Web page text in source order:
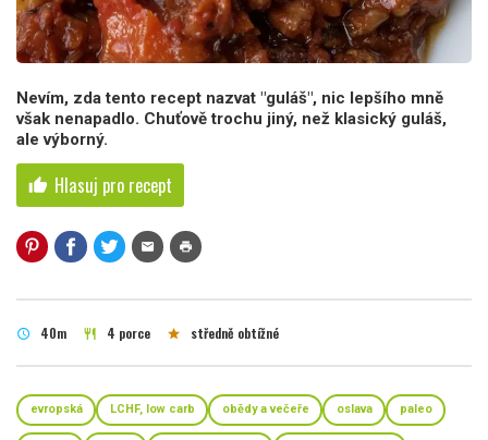
Nevím, zda tento recept nazvat "guláš", nic lepšího mně
však nenapadlo. Chuťově trochu jiný, než klasický guláš,
ale výborný.
thumb_up Hlasuj pro recept
mail print
schedule 40m restaurant 4 porce star středně obtížné
evropská LCHF, low carb obědy a večeře oslava paleo